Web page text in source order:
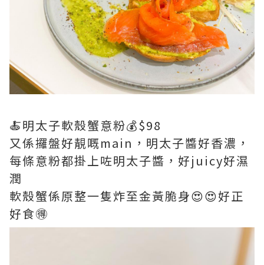
🍝明太子軟殼蟹意粉💰$98
又係攞盤好靚嘅main，明太子醬好香濃，
每條意粉都掛上咗明太子醬，好juicy好濕
潤
軟殼蟹係原整一隻炸至金黃脆身😍😍好正
好食🉐